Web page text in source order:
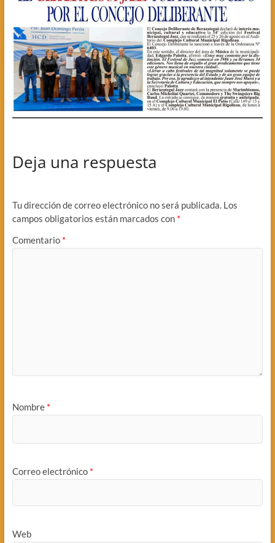
Deja una respuesta
Tu dirección de correo electrónico no será publicada. Los
campos obligatorios están marcados con *
Comentario *
Nombre *
Correo electrónico *
Web